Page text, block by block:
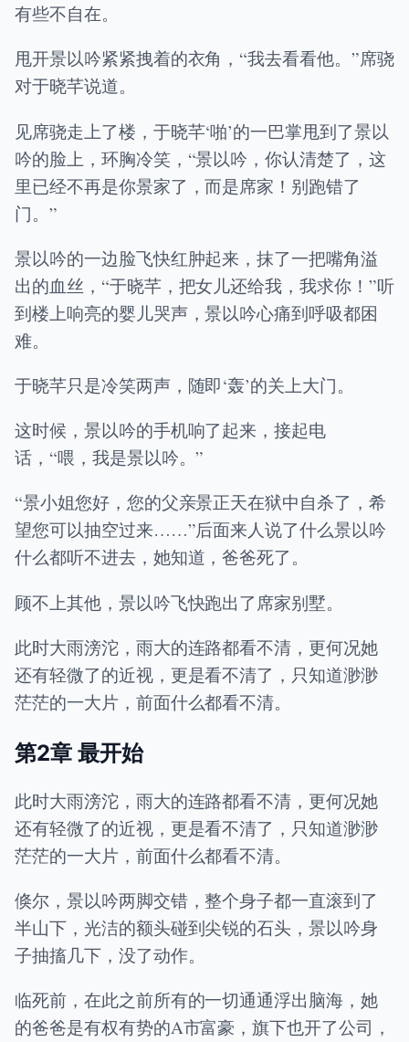
有些不自在。
甩开景以吟紧紧拽着的衣角，“我去看看他。”席骁
对于晓芊说道。
见席骁走上了楼，于晓芊‘啪’的一巴掌甩到了景以
吟的脸上，环胸冷笑，“景以吟，你认清楚了，这
里已经不再是你景家了，而是席家！别跑错了
门。”
景以吟的一边脸飞快红肿起来，抹了一把嘴角溢
出的血丝，“于晓芊，把女儿还给我，我求你！”听
到楼上响亮的婴儿哭声，景以吟心痛到呼吸都困
难。
于晓芊只是冷笑两声，随即‘轰’的关上大门。
这时候，景以吟的手机响了起来，接起电
话，“喂，我是景以吟。”
“景小姐您好，您的父亲景正天在狱中自杀了，希
望您可以抽空过来……”后面来人说了什么景以吟
什么都听不进去，她知道，爸爸死了。
顾不上其他，景以吟飞快跑出了席家别墅。
此时大雨滂沱，雨大的连路都看不清，更何况她
还有轻微了的近视，更是看不清了，只知道渺渺
茫茫的一大片，前面什么都看不清。
第2章 最开始
此时大雨滂沱，雨大的连路都看不清，更何况她
还有轻微了的近视，更是看不清了，只知道渺渺
茫茫的一大片，前面什么都看不清。
倏尔，景以吟两脚交错，整个身子都一直滚到了
半山下，光洁的额头碰到尖锐的石头，景以吟身
子抽搐几下，没了动作。
临死前，在此之前所有的一切通通浮出脑海，她
的爸爸是有权有势的A市富豪，旗下也开了公司，